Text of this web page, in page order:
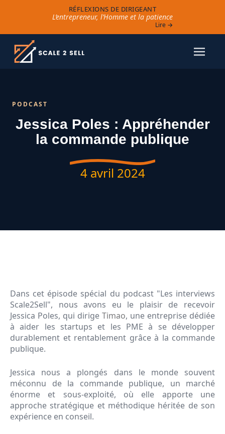
RÉFLEXIONS DE DIRIGEANT
L’entrepreneur, l’Homme et la patience
Lire →
PODCAST
Jessica Poles : Appréhender
la commande publique
4 avril 2024
Dans cet épisode spécial du podcast "Les interviews
Scale2Sell", nous avons eu le plaisir de recevoir
Jessica Poles, qui dirige Timao, une entreprise dédiée
à aider les startups et les PME à se développer
durablement et rentablement grâce à la commande
publique.
Jessica nous a plongés dans le monde souvent
méconnu de la commande publique, un marché
énorme et sous-exploité, où elle apporte une
approche stratégique et méthodique héritée de son
expérience en conseil.